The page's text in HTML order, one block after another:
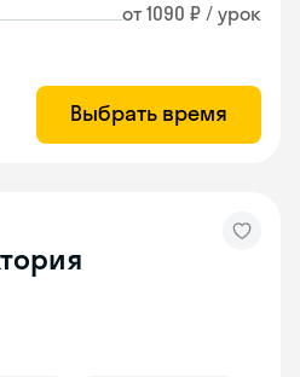
от 1090 ₽ / урок
Выбрать время